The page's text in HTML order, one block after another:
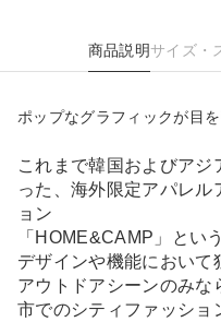
商品説明サイズ・
ポップなグラフィックが目
これまで韓国およびア
った、海外限定アパレ
ョン
「HOME&CAMP」とい
デザインや機能において
アウトドアシーンのみな
市でのシティファッショ